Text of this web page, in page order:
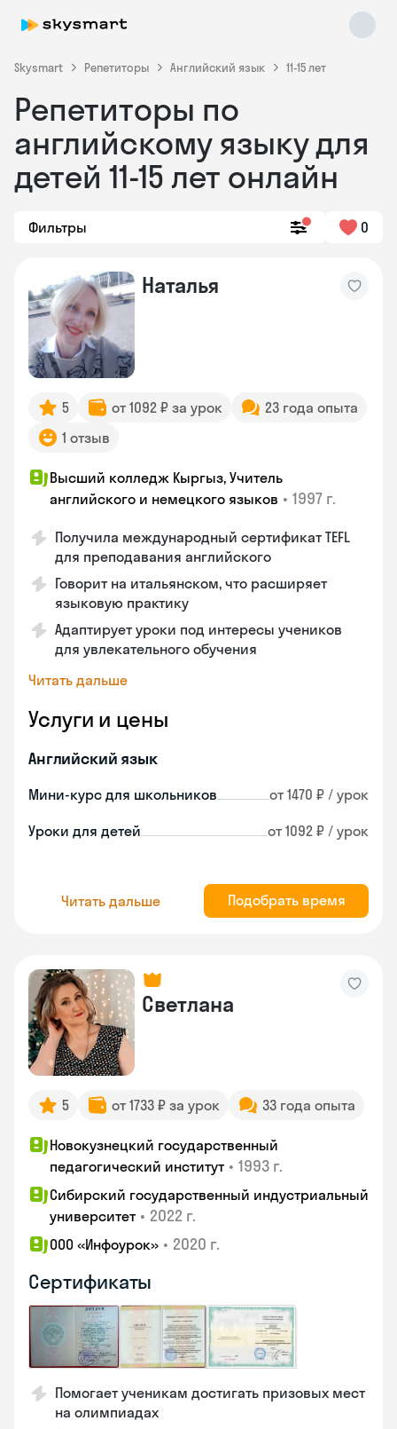
Skysmart Репетиторы Английский язык 11-15 лет
Репетиторы по
английскому языку для
детей 11-15 лет онлайн
Фильтры 0
Наталья
5 от 1092 ₽ за урок
23 года опыта
1 отзыв
Высший колледж Кыргыз, Учитель
английского и немецкого языков • 1997 г.
Получила международный сертификат TEFL
для преподавания английского
Говорит на итальянском, что расширяет
языковую практику
Адаптирует уроки под интересы учеников
для увлекательного обучения
Читать дальше
Услуги и цены
Английский язык
Мини-курс для школьников от 1470 ₽ / урок
Уроки для детей от 1092 ₽ / урок
Читать дальше Подобрать время
Светлана
5 от 1733 ₽ за урок 33 года опыта
Новокузнецкий государственный
педагогический институт • 1993 г.
Сибирский государственный индустриальный
университет • 2022 г.
ООО «Инфоурок» • 2020 г.
Сертификаты
Помогает ученикам достигать призовых мест
на олимпиадах
Skysmart Chat